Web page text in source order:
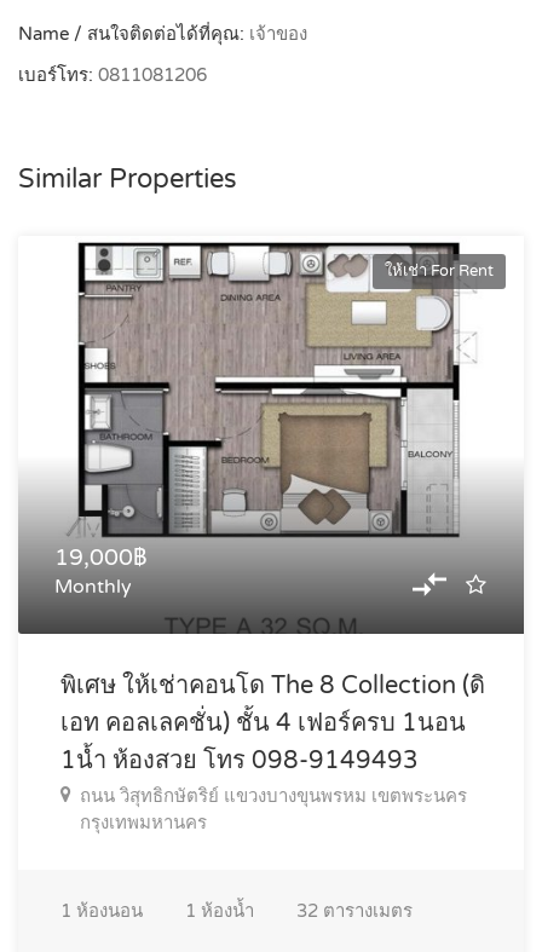
Name / สนใจติดต่อได้ที่คุณ: เจ้าของ
เบอร์โทร: 0811081206
Similar Properties
ให้เช่า For Rent
19,000฿
Monthly
พิเศษ ให้เช่าคอนโด The 8 Collection (ดิ
เอท คอลเลคชั่น) ชั้น 4 เฟอร์ครบ 1นอน
1น้ำ ห้องสวย โทร 098-9149493
ถนน วิสุทธิกษัตริย์ แขวงบางขุนพรหม เขตพระนคร
กรุงเทพมหานคร
1 ห้องนอน 1 ห้องน้ำ 32 ตารางเมตร